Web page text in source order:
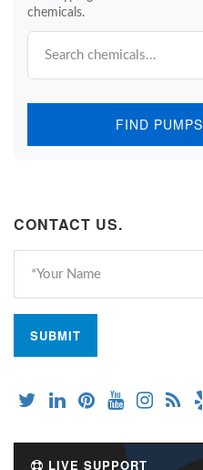
chemicals.
FIND PUMPS
CONTACT US.
LIVE SUPPORT